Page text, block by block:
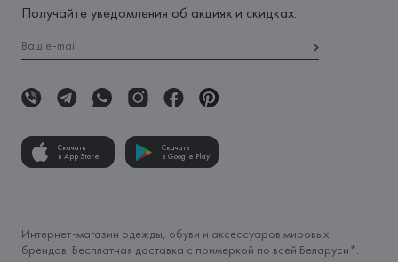
Получайте уведомления об акциях и скидках:
Скачать
в App Store
Скачать
в Google Play
Интернет-магазин одежды, обуви и аксессуаров мировых
брендов. Бесплатная доставка с примеркой по всей Беларуси*.